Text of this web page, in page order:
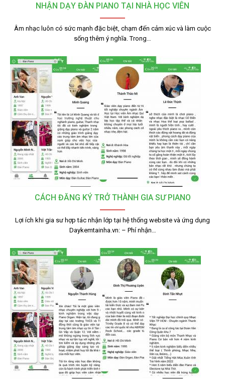
NHẬN DẠY ĐÀN PIANO TẠI NHÀ HỌC VIÊN
Âm nhạc luôn có sức mạnh đặc biệt, chạm đến cảm xúc và làm cuộc
sống thêm ý nghĩa. Trong…
CÁCH ĐĂNG KÝ TRỞ THÀNH GIA SƯ PIANO
Lợi ích khi gia sư hợp tác nhận lớp tại hệ thống website và ứng dụng
Daykemtainha.vn: – Phí nhận…